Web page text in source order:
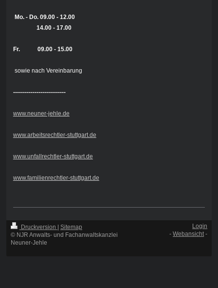
Mo. - Do. 09.00 - 12.00
14.00 - 17.00
Fr. 09.00 - 15.00
sowie nach Vereinbarung
---------------------------
www.neuner-jehle.de
www.arbeitsrechtler-stuttgart.de
www.unfallrechtler-stuttgart.de
www.familienrechtler-stuttgart.de
Druckversion
Sitemap
© NJR Anwalts- und Fachanwaltskanzlei
Neuner-Jehle
Login
-Webansicht-